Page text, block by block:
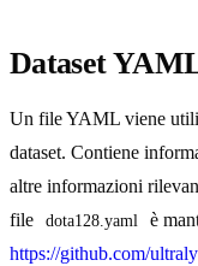
Dataset
Un file YAML viene
dataset. Contiene
altre informazioni
file
dota128.yaml
è
https://github.com/